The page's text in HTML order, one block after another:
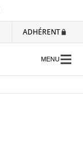
ADHÉRENT
MENU